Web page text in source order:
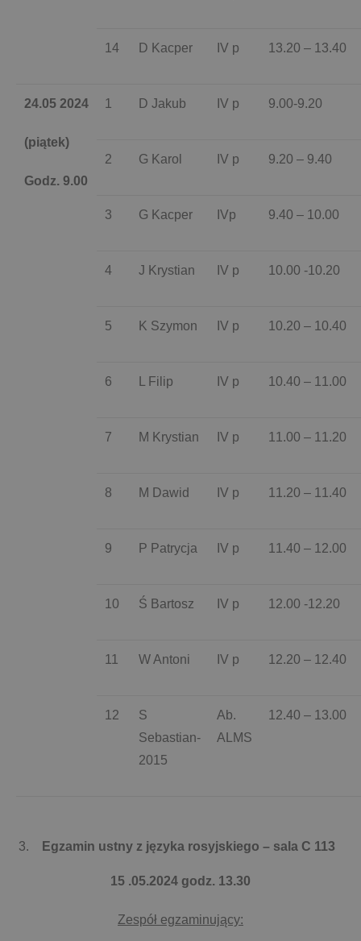
14 D Kacper IV p 13.20 – 13.40
24.05 2024
(piątek)
Godz. 9.00
1 D Jakub IV p 9.00-9.20
2 G Karol IV p 9.20 – 9.40
3 G Kacper IVp 9.40 – 10.00
4 J Krystian IV p 10.00 -10.20
5 K Szymon IV p 10.20 – 10.40
6 L Filip IV p 10.40 – 11.00
7 M Krystian IV p 11.00 – 11.20
8 M Dawid IV p 11.20 – 11.40
9 P Patrycja IV p 11.40 – 12.00
10 Ś Bartosz IV p 12.00 -12.20
11 W Antoni IV p 12.20 – 12.40
12
S
Sebastian-
2015
Ab.
ALMS
12.40 – 13.00
Egzamin ustny z języka rosyjskiego – sala C 113
15 .05.2024 godz. 13.30
Zespół egzaminujący: